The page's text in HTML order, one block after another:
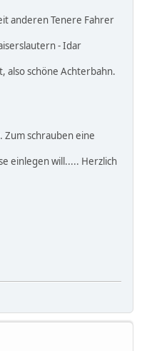
anderen Tenere Fahrer
- Idar
also schöne Achterbahn.
schrauben eine
einlegen will..... Herzlich